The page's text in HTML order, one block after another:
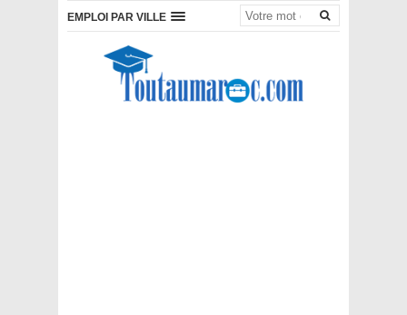
EMPLOI PAR VILLE